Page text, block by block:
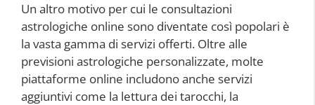
Un altro motivo per cui le consultazioni
astrologiche online sono diventate così popolari è
la vasta gamma di servizi offerti. Oltre alle
previsioni astrologiche personalizzate, molte
piattaforme online includono anche servizi
aggiuntivi come la lettura dei tarocchi, la